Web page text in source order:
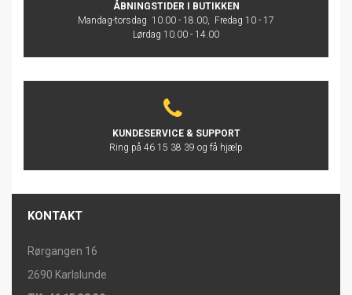
ÅBNINGSTIDER I BUTIKKEN
Mandag-torsdag 10.00 - 18.00, Fredag 10 - 17
Lørdag 10.00 - 14.00
KUNDESERVICE & SUPPORT
Ring på 46 15 38 39 og få hjælp
KONTAKT
Rørgangen 16
2690 Karlslunde